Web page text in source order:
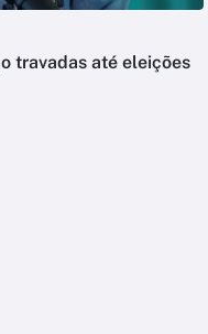
travadas até eleições